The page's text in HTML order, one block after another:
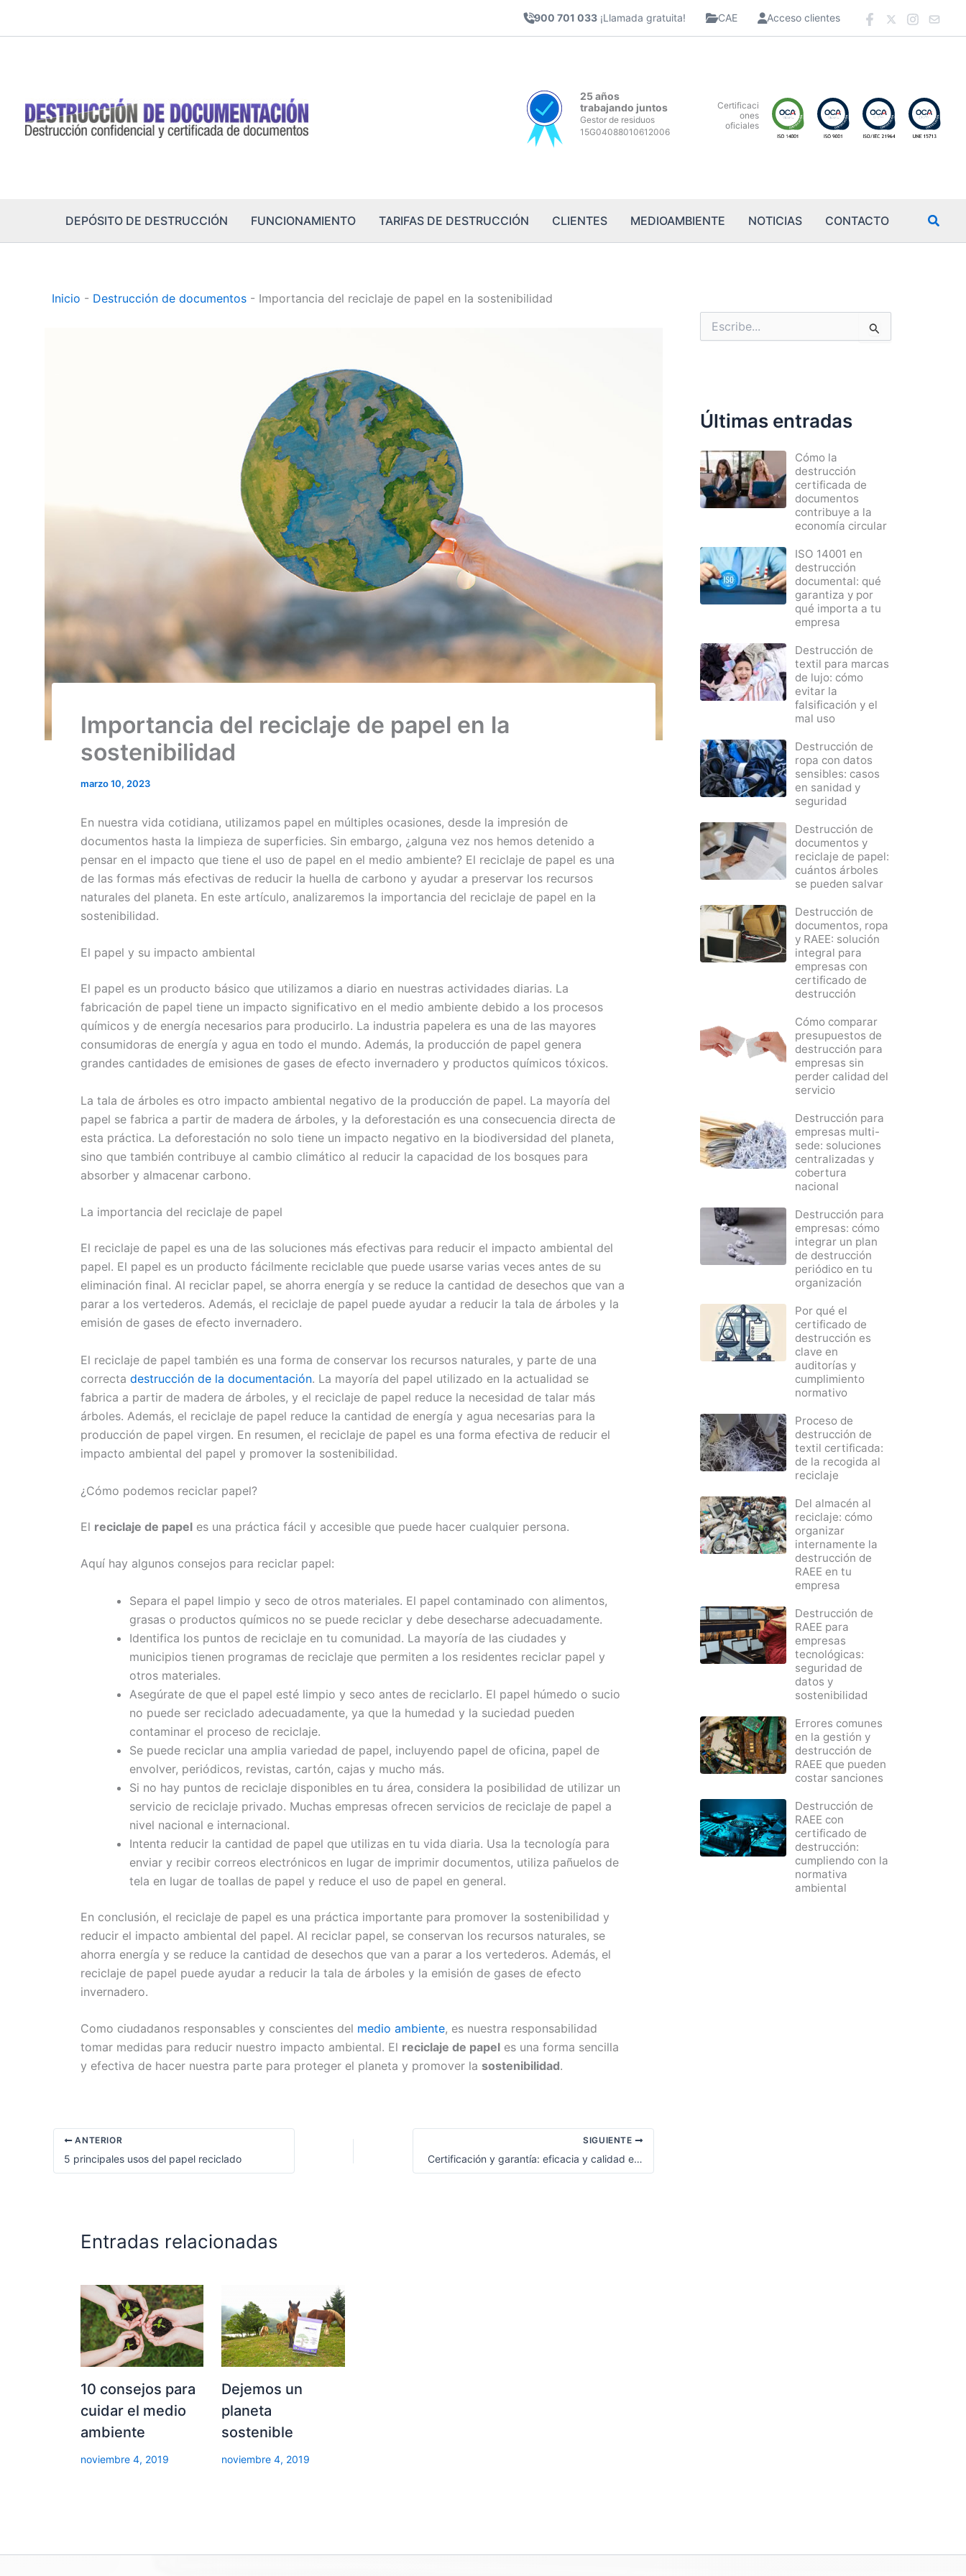
900 701 033 ¡Llamada gratuita! CAE Acceso clientes
25 años
trabajando juntos
Gestor de residuos
15G04088010612006
Certificaci
ones
oficiales
DEPÓSITO DE DESTRUCCIÓN FUNCIONAMIENTO TARIFAS DE DESTRUCCIÓN CLIENTES MEDIOAMBIENTE NOTICIAS CONTACTO
Inicio - Destrucción de documentos - Importancia del reciclaje de papel en la sostenibilidad
Importancia del reciclaje de papel en la
sostenibilidad
marzo 10, 2023
En nuestra vida cotidiana, utilizamos papel en múltiples ocasiones, desde la impresión de
documentos hasta la limpieza de superficies. Sin embargo, ¿alguna vez nos hemos detenido a
pensar en el impacto que tiene el uso de papel en el medio ambiente? El reciclaje de papel es una
de las formas más efectivas de reducir la huella de carbono y ayudar a preservar los recursos
naturales del planeta. En este artículo, analizaremos la importancia del reciclaje de papel en la
sostenibilidad.
El papel y su impacto ambiental
El papel es un producto básico que utilizamos a diario en nuestras actividades diarias. La
fabricación de papel tiene un impacto significativo en el medio ambiente debido a los procesos
químicos y de energía necesarios para producirlo. La industria papelera es una de las mayores
consumidoras de energía y agua en todo el mundo. Además, la producción de papel genera
grandes cantidades de emisiones de gases de efecto invernadero y productos químicos tóxicos.
La tala de árboles es otro impacto ambiental negativo de la producción de papel. La mayoría del
papel se fabrica a partir de madera de árboles, y la deforestación es una consecuencia directa de
esta práctica. La deforestación no solo tiene un impacto negativo en la biodiversidad del planeta,
sino que también contribuye al cambio climático al reducir la capacidad de los bosques para
absorber y almacenar carbono.
La importancia del reciclaje de papel
El reciclaje de papel es una de las soluciones más efectivas para reducir el impacto ambiental del
papel. El papel es un producto fácilmente reciclable que puede usarse varias veces antes de su
eliminación final. Al reciclar papel, se ahorra energía y se reduce la cantidad de desechos que van a
parar a los vertederos. Además, el reciclaje de papel puede ayudar a reducir la tala de árboles y la
emisión de gases de efecto invernadero.
El reciclaje de papel también es una forma de conservar los recursos naturales, y parte de una
correcta destrucción de la documentación. La mayoría del papel utilizado en la actualidad se
fabrica a partir de madera de árboles, y el reciclaje de papel reduce la necesidad de talar más
árboles. Además, el reciclaje de papel reduce la cantidad de energía y agua necesarias para la
producción de papel virgen. En resumen, el reciclaje de papel es una forma efectiva de reducir el
impacto ambiental del papel y promover la sostenibilidad.
¿Cómo podemos reciclar papel?
El reciclaje de papel es una práctica fácil y accesible que puede hacer cualquier persona.
Aquí hay algunos consejos para reciclar papel:
Separa el papel limpio y seco de otros materiales. El papel contaminado con alimentos,
grasas o productos químicos no se puede reciclar y debe desecharse adecuadamente.
Identifica los puntos de reciclaje en tu comunidad. La mayoría de las ciudades y
municipios tienen programas de reciclaje que permiten a los residentes reciclar papel y
otros materiales.
Asegúrate de que el papel esté limpio y seco antes de reciclarlo. El papel húmedo o sucio
no puede ser reciclado adecuadamente, ya que la humedad y la suciedad pueden
contaminar el proceso de reciclaje.
Se puede reciclar una amplia variedad de papel, incluyendo papel de oficina, papel de
envolver, periódicos, revistas, cartón, cajas y mucho más.
Si no hay puntos de reciclaje disponibles en tu área, considera la posibilidad de utilizar un
servicio de reciclaje privado. Muchas empresas ofrecen servicios de reciclaje de papel a
nivel nacional e internacional.
Intenta reducir la cantidad de papel que utilizas en tu vida diaria. Usa la tecnología para
enviar y recibir correos electrónicos en lugar de imprimir documentos, utiliza pañuelos de
tela en lugar de toallas de papel y reduce el uso de papel en general.
En conclusión, el reciclaje de papel es una práctica importante para promover la sostenibilidad y
reducir el impacto ambiental del papel. Al reciclar papel, se conservan los recursos naturales, se
ahorra energía y se reduce la cantidad de desechos que van a parar a los vertederos. Además, el
reciclaje de papel puede ayudar a reducir la tala de árboles y la emisión de gases de efecto
invernadero.
Como ciudadanos responsables y conscientes del medio ambiente, es nuestra responsabilidad
tomar medidas para reducir nuestro impacto ambiental. El reciclaje de papel es una forma sencilla
y efectiva de hacer nuestra parte para proteger el planeta y promover la sostenibilidad.
ANTERIOR
5 principales usos del papel reciclado
SIGUIENTE
Certificación y garantía: eficacia y calidad en nuestros servicios
Entradas relacionadas
10 consejos para
cuidar el medio
ambiente
noviembre 4, 2019
Dejemos un
planeta
sostenible
noviembre 4, 2019
Últimas entradas
Cómo la
destrucción
certificada de
documentos
contribuye a la
economía circular
ISO 14001 en
destrucción
documental: qué
garantiza y por
qué importa a tu
empresa
Destrucción de
textil para marcas
de lujo: cómo
evitar la
falsificación y el
mal uso
Destrucción de
ropa con datos
sensibles: casos
en sanidad y
seguridad
Destrucción de
documentos y
reciclaje de papel:
cuántos árboles
se pueden salvar
Destrucción de
documentos, ropa
y RAEE: solución
integral para
empresas con
certificado de
destrucción
Cómo comparar
presupuestos de
destrucción para
empresas sin
perder calidad del
servicio
Destrucción para
empresas multi-
sede: soluciones
centralizadas y
cobertura
nacional
Destrucción para
empresas: cómo
integrar un plan
de destrucción
periódico en tu
organización
Por qué el
certificado de
destrucción es
clave en
auditorías y
cumplimiento
normativo
Proceso de
destrucción de
textil certificada:
de la recogida al
reciclaje
Del almacén al
reciclaje: cómo
organizar
internamente la
destrucción de
RAEE en tu
empresa
Destrucción de
RAEE para
empresas
tecnológicas:
seguridad de
datos y
sostenibilidad
Errores comunes
en la gestión y
destrucción de
RAEE que pueden
costar sanciones
Destrucción de
RAEE con
certificado de
destrucción:
cumpliendo con la
normativa
ambiental